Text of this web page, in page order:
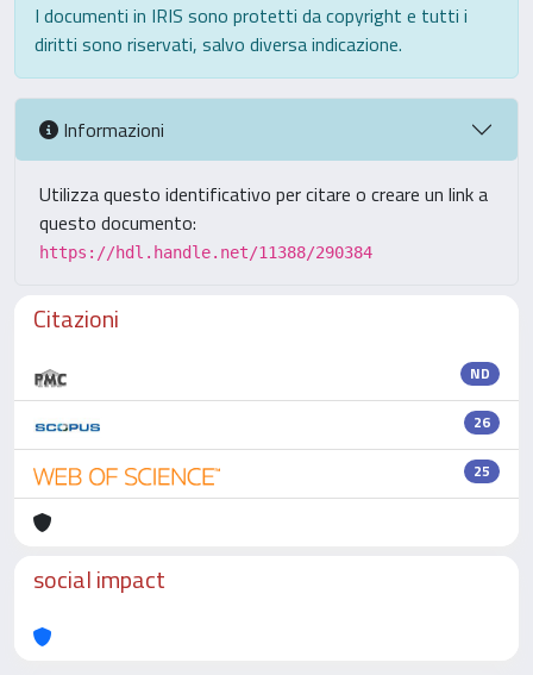
I documenti in IRIS sono protetti da copyright e tutti i
diritti sono riservati, salvo diversa indicazione.
Informazioni
Utilizza questo identificativo per citare o creare un link a
questo documento:
https://hdl.handle.net/11388/290384
Citazioni
ND
26
25
social impact